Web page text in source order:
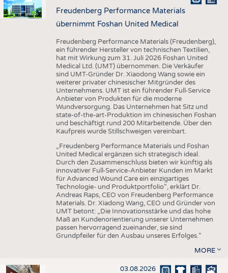
Freudenberg Performance Materials
übernimmt Foshan United Medical
Freudenberg Performance Materials (Freudenberg),
ein führender Hersteller von technischen Textilien,
hat mit Wirkung zum 31. Juli 2026 Foshan United
Medical Ltd. (UMT) übernommen. Die Verkäufer
sind UMT-Gründer Dr. Xiaodong Wang sowie ein
weiterer privater chinesischer Mitgründer des
Unternehmens. UMT ist ein führender Full-Service
Anbieter von Produkten für die moderne
Wundversorgung. Das Unternehmen hat Sitz und
state-of-the-art-Produktion im chinesischen Foshan
und beschäftigt rund 200 Mitarbeitende. Über den
Kaufpreis wurde Stillschweigen vereinbart.
„Freudenberg Performance Materials und Foshan
United Medical ergänzen sich strategisch ideal.
Durch den Zusammenschluss bieten wir künftig als
innovativer Full-Service-Anbieter Kunden im Markt
für Advanced Wound Care ein einzigartiges
Technologie- und Produktportfolio“, erklärt Dr.
Andreas Raps, CEO von Freudenberg Performance
Materials. Dr. Xiadong Wang, CEO und Gründer von
UMT betont: „Die Innovationsstärke und das hohe
Maß an Kundenorientierung unserer Unternehmen
passen hervorragend zueinander, sie sind
Grundpfeiler für den Ausbau unseres Erfolges.“
MORE
03.08.2026